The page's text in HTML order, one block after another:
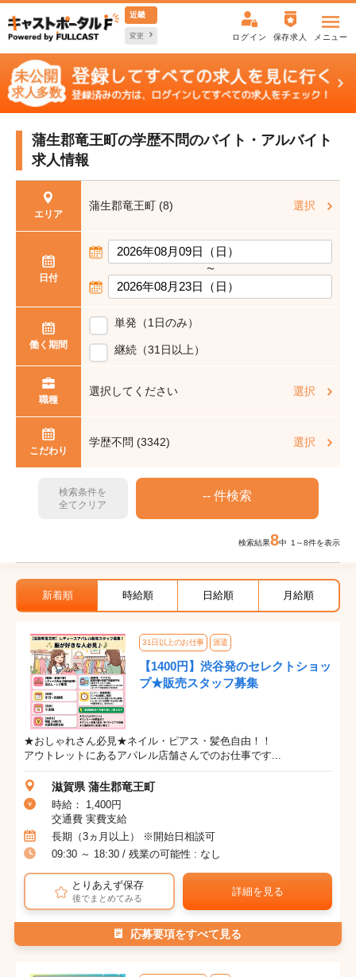
近畿
変更 ログイン 保存求人 メニュー
蒲生郡竜王町の学歴不問のバイト・アルバイト
求人情報
エリア
蒲生郡竜王町 (8) 選択
日付
〜
働く期間
単発（1日のみ）
継続（31日以上）
職種
選択してください 選択
こだわり
学歴不問 (3342) 選択
検索条件を
全てクリア
検索結果8中 1～8件を表示
新着順 時給順 日給順 月給順
31日以上のお仕事 派遣
【1400円】渋谷発のセレクトショッ
プ★販売スタッフ募集
★おしゃれさん必見★ネイル・ピアス・髪色自由！！
アウトレットにあるアパレル店舗さんでのお仕事です...
滋賀県 蒲生郡竜王町
時給： 1,400円
交通費 実費支給
長期（3ヵ月以上） ※開始日相談可
09:30 ～ 18:30 / 残業の可能性 : なし
とりあえず保存
後でまとめてみる
詳細を見る
応募要項をすべて見る